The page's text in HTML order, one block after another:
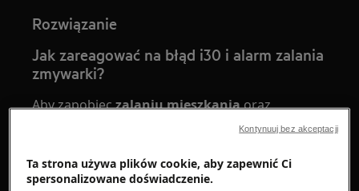
Rozwiązanie
Jak zareagować na błąd i30 i alarm zalania
zmywarki?
Aby zapobieczalaniu mieszkaniaoraz
uszkodzeniu sprzętu AGD, w przypadku
alarmowego,natychmiast odetnij dopływ
wody dozmywarki Electrolux, zakręcając
Ta strona używa plików cookie, aby zapewnić Ci
spersonalizowane doświadczenie.
Kontynuuj bez akceptacji